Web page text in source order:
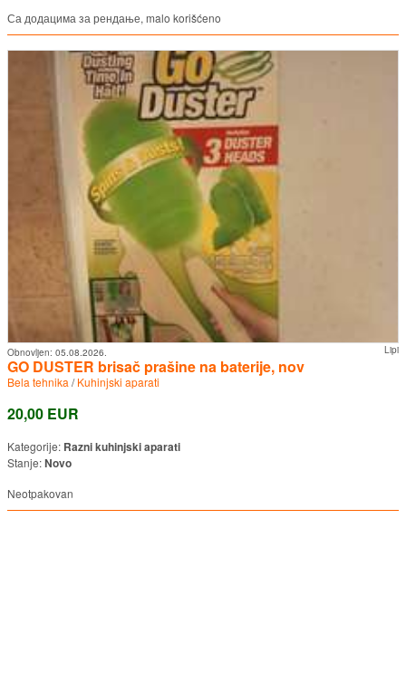
Са додацима за рендање, malo korišćeno
Lipi
Obnovljen: 05.08.2026.
GO DUSTER brisač prašine na baterije, nov
Bela tehnika /Kuhinjski aparati
20,00 EUR
Kategorije: Razni kuhinjski aparati
Stanje:Novo
Neotpakovan